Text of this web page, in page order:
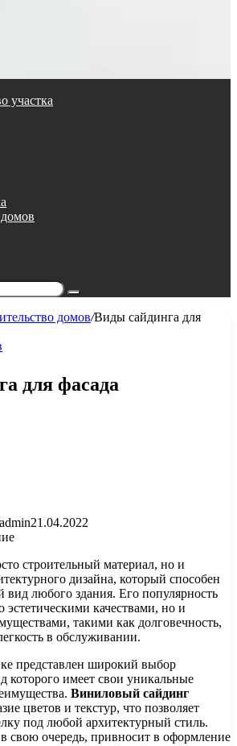
участка
Поиск...
домов/Виды сайдинга для
для фасада
admin21.04.2022
строительный материал, но и
дизайна, который способен
вид любого здания. Его популярность
эстетическими качествами, но и
такими как долговечность,
в обслуживании.
представлен широкий выбор
которого имеет свои уникальные
Виниловый сайдинг
цветов и текстур, что позволяет
под любой архитектурный стиль.
свою очередь, привносит в оформление